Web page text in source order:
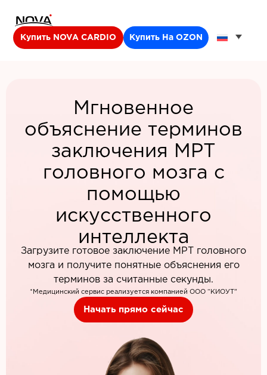
Купить NOVA CARDIO Купить На OZON
Мгновенное
объяснение терминов
заключения МРТ
головного мозга с
помощью
искусственного
интеллекта
Загрузите готовое заключение МРТ головного
мозга и получите понятные объяснения его
терминов за считанные секунды.
*Медицинский сервис реализуется компанией ООО “КИОУТ”
Начать прямо сейчас